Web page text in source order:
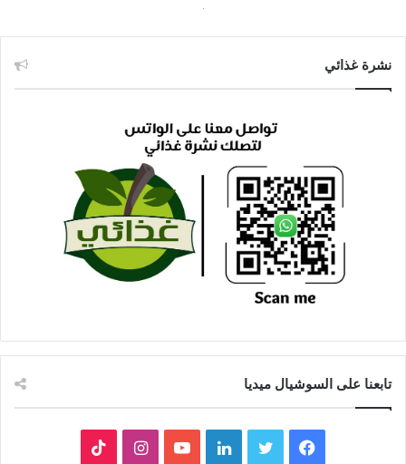
نشرة غذائي
تابعنا على السوشيال ميديا
فيسبوك تويتر لينكدإنيوتيوبانستقرام